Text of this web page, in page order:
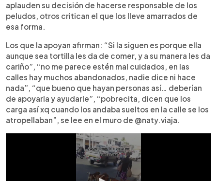
aplauden su decisión de hacerse responsable de los
peludos, otros critican el que los lleve amarrados de
esa forma.
Los que la apoyan afirman: “Si la siguen es porque ella
aunque sea tortilla les da de comer, y a su manera les da
cariño”, “no me parece estén mal cuidados, en las
calles hay muchos abandonados, nadie dice ni hace
nada”, “que bueno que hayan personas así… deberían
de apoyarla y ayudarle”, “pobrecita, dicen que los
carga así xq cuando los andaba sueltos en la calle se los
atropellaban”, se lee en el muro de @naty.viaja.